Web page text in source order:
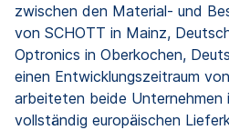
zwischen den Material- und
von SCHOTT in Mainz,
Optronics in Oberkochen,
einen Entwicklungszeitraum
arbeiteten beide Unternehmen
vollständig europäischen